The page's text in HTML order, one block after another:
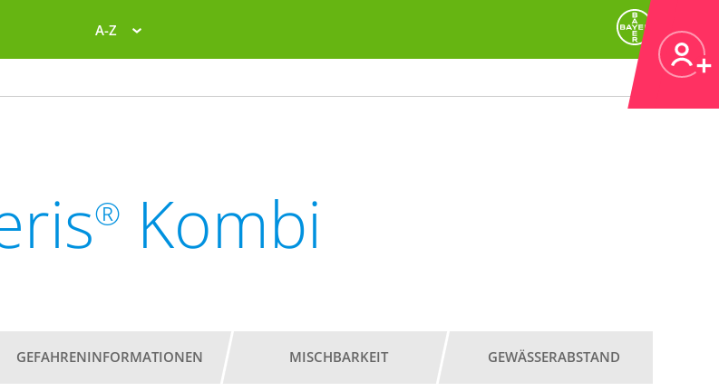
A-Z
® Kombi
GEFAHRENINFORMATIONEN MISCHBARKEIT GEWÄSSERABSTAND